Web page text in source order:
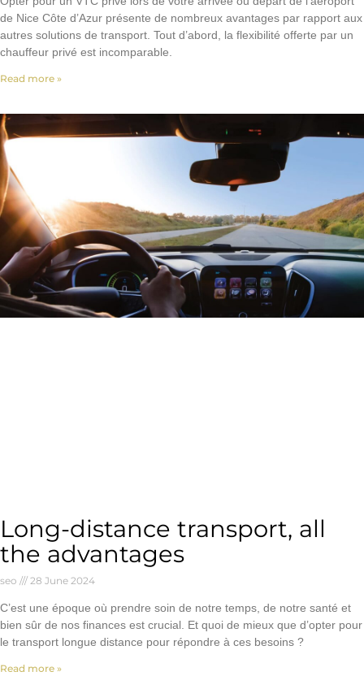
de Nice Côte d’Azur présente de nombreux avantages par rapport aux
autres solutions de transport. Tout d’abord, la flexibilité offerte par un
chauffeur privé est incomparable.
Read more »
Long-distance transport, all
the advantages
seo 28 June 2024
C’est une époque où prendre soin de notre temps, de notre santé et
bien sûr de nos finances est crucial. Et quoi de mieux que d’opter pour
le transport longue distance pour répondre à ces besoins ?
Read more »